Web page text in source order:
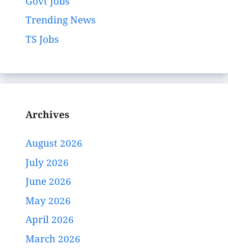
Trending News
TS Jobs
Archives
August 2026
July 2026
June 2026
May 2026
April 2026
March 2026